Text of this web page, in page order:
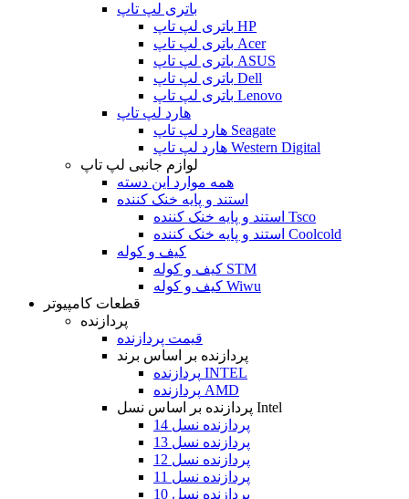
باتری لپ تاپ
باتری لپ تاپ HP
باتری لپ تاپ Acer
باتری لپ تاپ ASUS
باتری لپ تاپ Dell
باتری لپ تاپ Lenovo
هارد لپ تاپ
هارد لپ تاپ Seagate
هارد لپ تاپ Western Digital
لوازم جانبی لپ تاپ
همه موارد این دسته
استند و پایه خنک کننده
استند و پایه خنک کننده Tsco
استند و پایه خنک کننده Coolcold
کیف و کوله
کیف و کوله STM
کیف و کوله Wiwu
قطعات کامپیوتر
پردازنده
قیمت پردازنده
پردازنده بر اساس برند
پردازنده INTEL
پردازنده AMD
پردازنده بر اساس نسل Intel
پردازنده نسل 14
پردازنده نسل 13
پردازنده نسل 12
پردازنده نسل 11
پردازنده نسل 10